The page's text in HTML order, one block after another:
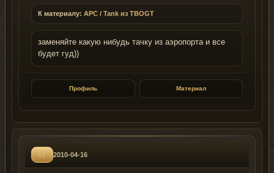
К материалу: APC / Tank из TBOGT
заменяйте какую нибудь тачку из аэропорта и все
будет гуд))
Профиль Материал
#7 2010-04-16